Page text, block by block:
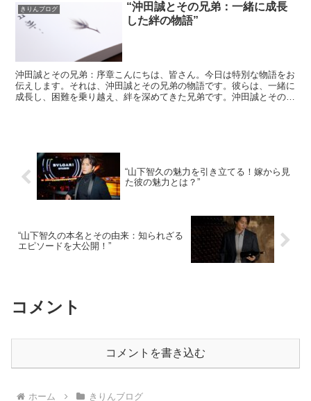
きりんブログ
“沖田誠とその兄弟：一緒に成長
した絆の物語”
沖田誠とその兄弟：序章こんにちは、皆さん。今日は特別な物語をお
伝えします。それは、沖田誠とその兄弟の物語です。彼らは、一緒に
成長し、困難を乗り越え、絆を深めてきた兄弟です。沖田誠とその兄
“山下智久の魅力を引き立てる！嫁から見
た彼の魅力とは？”
“山下智久の本名とその由来：知られざる
エピソードを大公開！”
コメント
コメントを書き込む
ホーム きりんブログ